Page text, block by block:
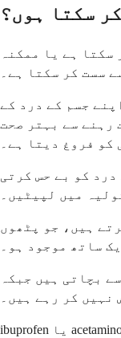
سکتا ہوں؟
ہے یا ممکنہ
سست کر سکتا ہے۔
جسم کے درد کے
رہنے سے بہتر صحت
کو فروغ دیتا ہے۔
اور فوری درد کو بے حس کرتی
میں لپیٹیں۔
ہیں، جو پٹھوں
ساتھ موجود ہو۔
بچاتی ہیں جبکہ
کر رہے ہیں۔
ibuprofen یا acetaminophen جیسی اوور-دی-کاؤنٹر درد निवारک دوا صحت یابی کے مرحلے کے دوران تکلیف کو منظم کرنے میں مدد کر سکتی ہیں۔ ibuprofen میں سوزش کو کم کرنے کا